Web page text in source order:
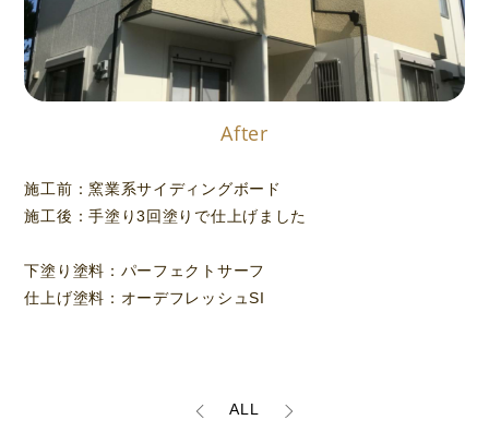
After
施工前：窯業系サイディングボード
施工後：手塗り3回塗りで仕上げました
下塗り塗料：パーフェクトサーフ
仕上げ塗料：オーデフレッシュSI
ALL